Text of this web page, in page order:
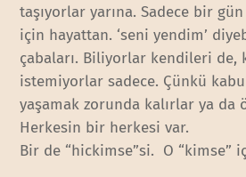
taşıyorlar yarına. Sadece bir
için hayattan. ‘seni yendim’
çabaları. Biliyorlar kendileri de,
istemiyorlar sadece. Çünkü
yaşamak zorunda kalırlar ya da
Herkesin bir herkesi var.
Bir de “hickimse”si. O “kimse”